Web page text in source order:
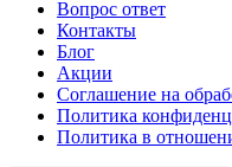
Вопрос ответ
Контакты
Блог
Акции
Соглашение на
Политика
Политика в